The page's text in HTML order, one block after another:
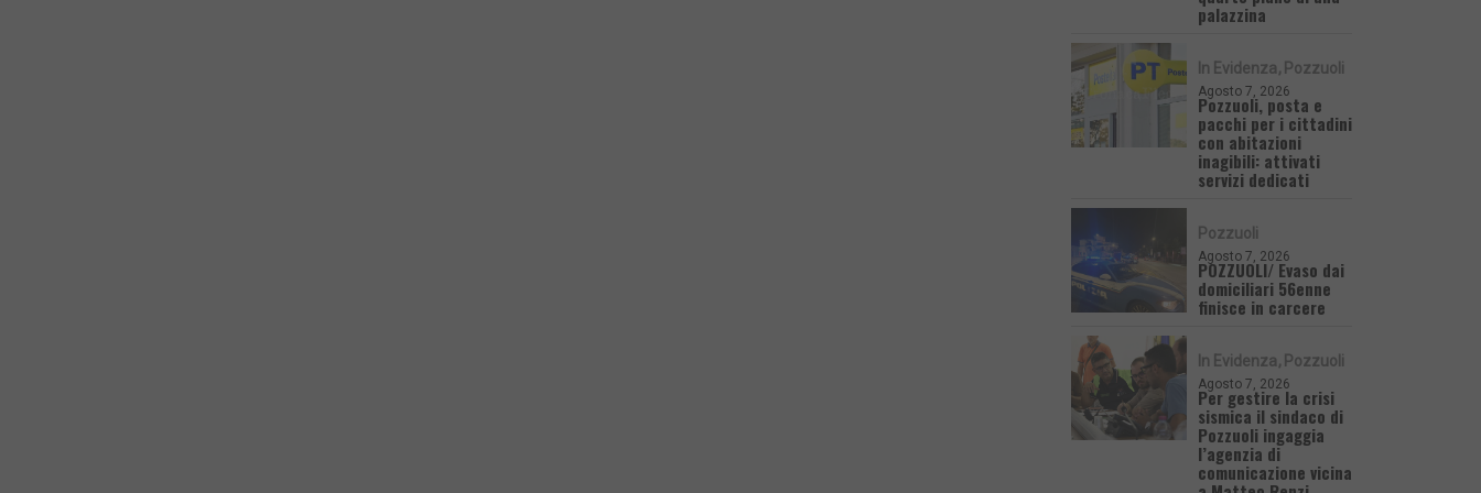
palazzina
In Evidenza Pozzuoli
Agosto 7, 2026
Pozzuoli, posta e
pacchi per i cittadini
con abitazioni
inagibili: attivati
servizi dedicati
Pozzuoli
Agosto 7, 2026
POZZUOLI/ Evaso dai
domiciliari 56enne
finisce in carcere
In Evidenza Pozzuoli
Agosto 7, 2026
Per gestire la crisi
sismica il sindaco di
Pozzuoli ingaggia
l’agenzia di
comunicazione vicina